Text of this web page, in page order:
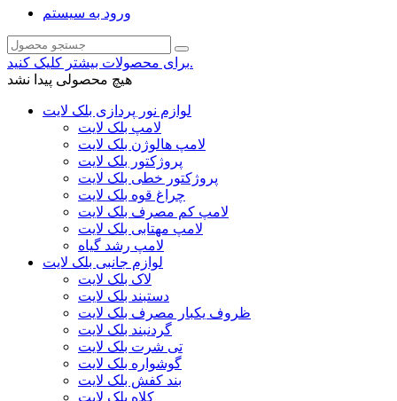
ورود به سیستم
برای محصولات بیشتر کلیک کنید.
هیچ محصولی پیدا نشد
لوازم نور پردازی بلک لایت
لامپ بلک لایت
لامپ هالوژن بلک لایت
پروژکتور بلک لایت
پروژکتور خطی بلک لایت
چراغ قوه بلک لایت
لامپ کم مصرف بلک لایت
لامپ مهتابی بلک لایت
لامپ رشد گیاه
لوازم جانبی بلک لایت
لاک بلک لایت
دستبند بلک لایت
ظروف یکبار مصرف بلک لایت
گردنبند بلک لایت
تی شرت بلک لایت
گوشواره بلک لایت
بند کفش بلک لایت
کلاه بلک لایت